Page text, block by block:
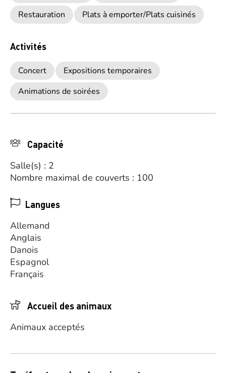
Restauration
Plats à emporter/Plats cuisinés
Activités
Concert
Expositions temporaires
Animations de soirées
Capacité
Salle(s) : 2
Nombre maximal de couverts : 100
Langues
Allemand
Anglais
Danois
Espagnol
Français
Accueil des animaux
Animaux acceptés